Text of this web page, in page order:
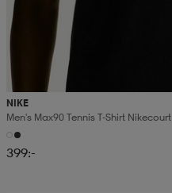
NIKE
Men's Max90 Tennis T-Shirt Nikecourt
399:-